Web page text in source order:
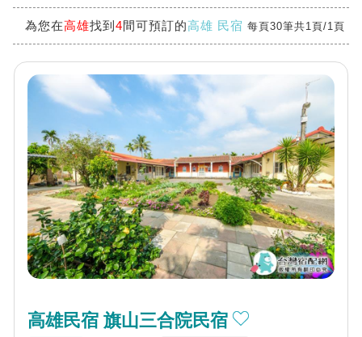
為您在高雄找到 4間可預訂的高雄 民宿 每頁30筆共1頁/1頁
高雄民宿 旗山三合院民宿